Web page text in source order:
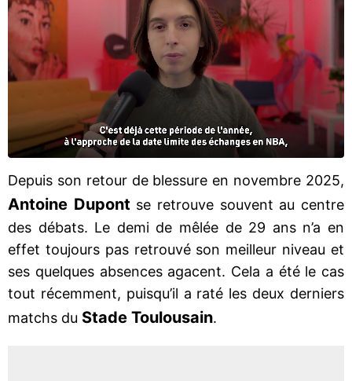
Depuis son retour de blessure en novembre 2025,
Antoine Dupont se retrouve souvent au centre
des débats. Le demi de mêlée de 29 ans n’a en
effet toujours pas retrouvé son meilleur niveau et
ses quelques absences agacent. Cela a été le cas
tout récemment, puisqu’il a raté les deux derniers
matchs du Stade Toulousain.